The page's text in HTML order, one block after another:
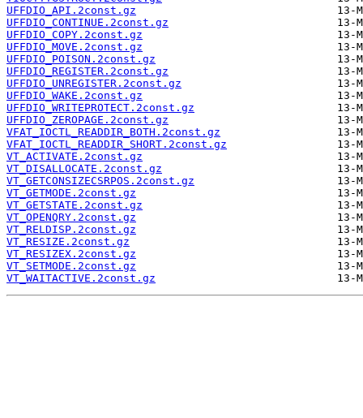
UFFDIO_API.2const.gz
UFFDIO_CONTINUE.2const.gz
UFFDIO_COPY.2const.gz
UFFDIO_MOVE.2const.gz
UFFDIO_POISON.2const.gz
UFFDIO_REGISTER.2const.gz
UFFDIO_UNREGISTER.2const.gz
UFFDIO_WAKE.2const.gz
UFFDIO_WRITEPROTECT.2const.gz
UFFDIO_ZEROPAGE.2const.gz
VFAT_IOCTL_READDIR_BOTH.2const.gz
VFAT_IOCTL_READDIR_SHORT.2const.gz
VT_ACTIVATE.2const.gz
VT_DISALLOCATE.2const.gz
VT_GETCONSIZECSRPOS.2const.gz
VT_GETMODE.2const.gz
VT_GETSTATE.2const.gz
VT_OPENQRY.2const.gz
VT_RELDISP.2const.gz
VT_RESIZE.2const.gz
VT_RESIZEX.2const.gz
VT_SETMODE.2const.gz
VT_WAITACTIVE.2const.gz